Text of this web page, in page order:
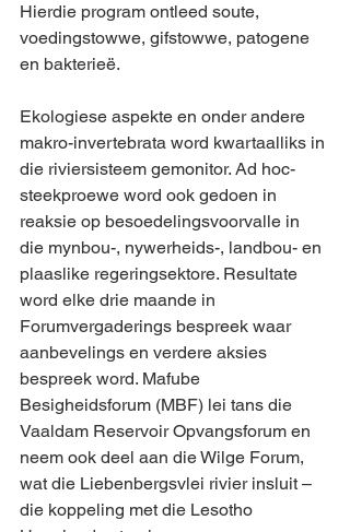
Hierdie program ontleed soute,
voedingstowwe, gifstowwe, patogene
en bakterieë.
Ekologiese aspekte en onder andere
makro-invertebrata word kwartaalliks in
die riviersisteem gemonitor. Ad hoc-
steekproewe word ook gedoen in
reaksie op besoedelingsvoorvalle in
die mynbou-, nywerheids-, landbou- en
plaaslike regeringsektore. Resultate
word elke drie maande in
Forumvergaderings bespreek waar
aanbevelings en verdere aksies
bespreek word. Mafube
Besigheidsforum (MBF) lei tans die
Vaaldam Reservoir Opvangsforum en
neem ook deel aan die Wilge Forum,
wat die Liebenbergsvlei rivier insluit –
die koppeling met die Lesotho